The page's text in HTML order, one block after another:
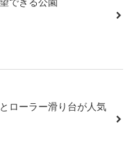
ローラー滑り台が人気